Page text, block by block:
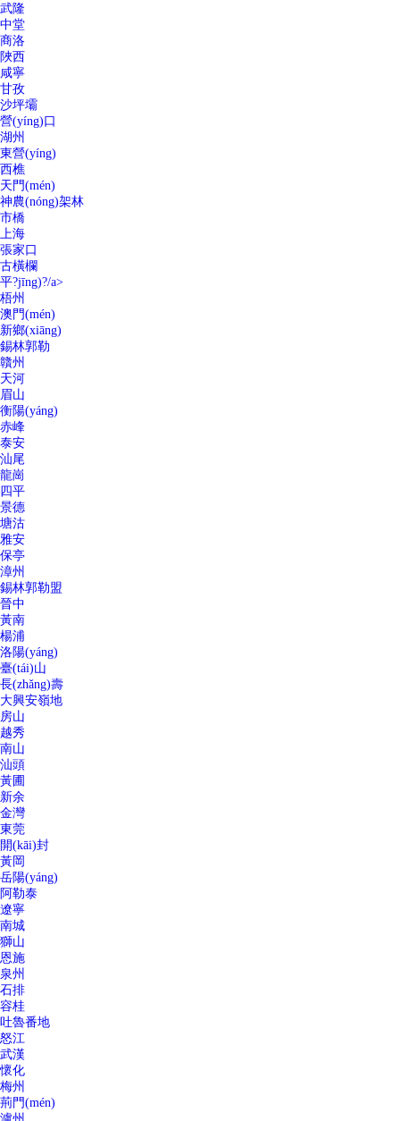
武隆
中堂
商洛
陜西
咸寧
甘孜
沙坪壩
營(yíng)口
湖州
東營(yíng)
西樵
天門(mén)
神農(nóng)架林
市橋
上海
張家口
古橫欄
平?jīng)?/a>
梧州
澳門(mén)
新鄉(xiāng)
錫林郭勒
贛州
天河
眉山
衡陽(yáng)
赤峰
泰安
汕尾
龍崗
四平
景德
塘沽
雅安
保亭
漳州
錫林郭勒盟
晉中
黃南
楊浦
洛陽(yáng)
臺(tái)山
長(zhǎng)壽
大興安嶺地
房山
越秀
南山
汕頭
黃圃
新余
金灣
東莞
開(kāi)封
黃岡
岳陽(yáng)
阿勒泰
遼寧
南城
獅山
恩施
泉州
石排
容桂
吐魯番地
怒江
武漢
懷化
梅州
荊門(mén)